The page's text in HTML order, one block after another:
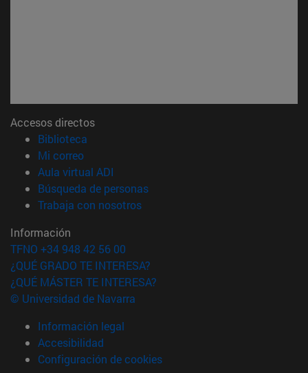
Accesos directos
Biblioteca
Mi correo(abre en nueva ventana)
Aula virtual ADI
Búsqueda de personas(abre en nueva ventana)
Trabaja con nosotros(abre en nueva ventana)
Información
TFNO +34 948 42 56 00
¿QUÉ GRADO TE INTERESA?
¿QUÉ MÁSTER TE INTERESA?
© Universidad de Navarra
Información legal
Accesibilidad
Configuración de cookies